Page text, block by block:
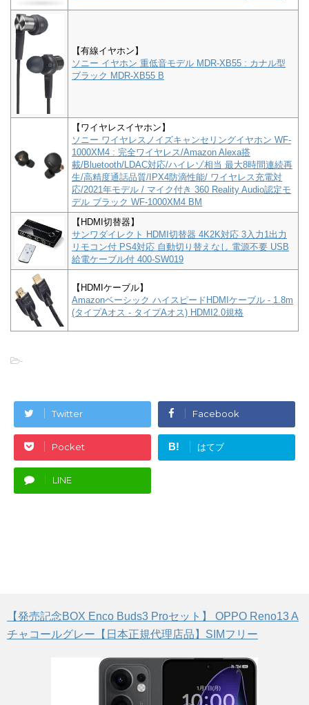
【有線イヤホン】
ソニー イヤホン 重低音モデル MDR-XB55 : カナル型
ブラック MDR-XB55 B
【ワイヤレスイヤホン】
ソニー ワイヤレスノイズキャンセリングイヤホン WF-
1000XM4 : 完全ワイヤレス/Amazon Alexa搭
載/Bluetooth/LDAC対応/ハイレゾ相当 最大8時間連続再
生/高精度通話品質/IPX4防滴性能/ ワイヤレス充電対
応/2021年モデル / マイク付き 360 Reality Audio認定モ
デル ブラック WF-1000XM4 BM
【HDMI切替器】
サンワダイレクト HDMI切替器 4K2K対応 3入力1出力
リモコン付 PS4対応 自動切り替えなし 電源不要 USB
給電ケーブル付 400-SW019
【HDMIケーブル】
Amazonベーシック ハイスピードHDMIケーブル - 1.8m
(タイプAオス - タイプAオス) HDMI2.0規格
-
Twitter Facebook
Pocket B! はてブ
LINE
【発売記念BOX Enco Buds3 Proセット】 OPPO Reno13 A
チャコールグレー【日本正規代理店品】SIMフリー